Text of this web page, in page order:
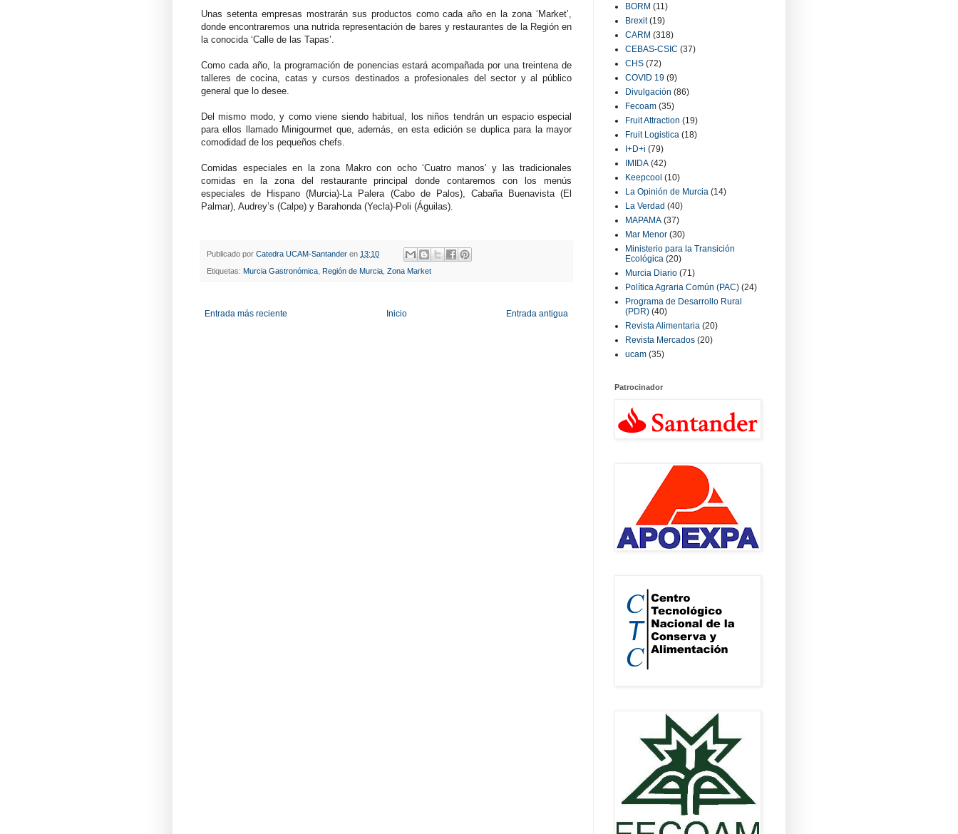
Unas setenta empresas mostrarán sus productos como cada año en la zona ‘Market’,
donde encontraremos una nutrida representación de bares y restaurantes de la Región en
la conocida ‘Calle de las Tapas’.
Como cada año, la programación de ponencias estará acompañada por una treintena de
talleres de cocina, catas y cursos destinados a profesionales del sector y al público
general que lo desee.
Del mismo modo, y como viene siendo habitual, los niños tendrán un espacio especial
para ellos llamado Minigourmet que, además, en esta edición se duplica para la mayor
comodidad de los pequeños chefs.
Comidas especiales en la zona Makro con ocho ‘Cuatro manos’ y las tradicionales
comidas en la zona del restaurante principal donde contaremos con los menús
especiales de Hispano (Murcia)‐La Palera (Cabo de Palos), Cabaña Buenavista (El
Palmar), Audrey’s (Calpe) y Barahonda (Yecla)‐Poli (Águilas).
Publicado por Catedra UCAM-Santander en 13:10
Etiquetas: Murcia Gastronómica Región de Murcia Zona Market
Entrada más reciente Entrada antigua
Inicio
BORM (11)
Brexit (19)
CARM (318)
CEBAS-CSIC (37)
CHS (72)
COVID 19 (9)
Divulgación (86)
Fecoam (35)
Fruit Attraction (19)
Fruit Logistica (18)
I+D+i (79)
IMIDA (42)
Keepcool (10)
La Opinión de Murcia (14)
La Verdad (40)
MAPAMA (37)
Mar Menor (30)
Ministerio para la Transición
Ecológica (20)
Murcia Diario (71)
Política Agraria Común (PAC) (24)
Programa de Desarrollo Rural
(PDR) (40)
Revista Alimentaria (20)
Revista Mercados (20)
ucam (35)
Patrocinador